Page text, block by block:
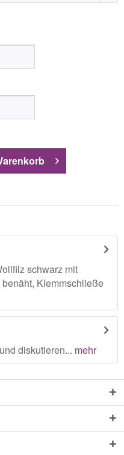
schwarz mit
Klemmschließe
diskutieren... mehr